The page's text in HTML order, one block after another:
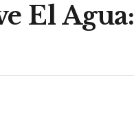
El Agua: